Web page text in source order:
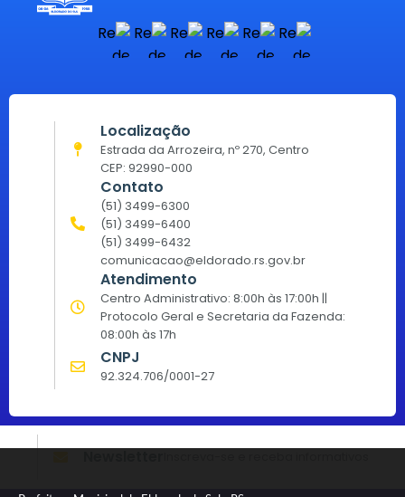
Localização
Estrada da Arrozeira, nº 270, Centro
CEP: 92990-000
Contato
(51) 3499-6300
(51) 3499-6400
(51) 3499-6432
comunicacao@eldorado.rs.gov.br
Atendimento
Centro Administrativo: 8:00h às 17:00h ||
Protocolo Geral e Secretaria da Fazenda:
08:00h às 17h
CNPJ
92.324.706/0001-27